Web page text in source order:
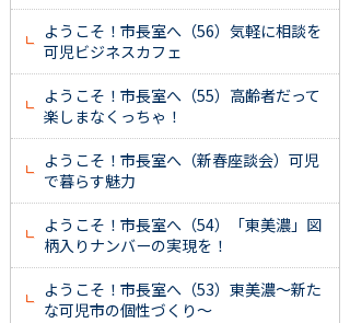
ようこそ！市長室へ（56）気軽に相談を
可児ビジネスカフェ
ようこそ！市長室へ（55）高齢者だって
楽しまなくっちゃ！
ようこそ！市長室へ（新春座談会）可児
で暮らす魅力
ようこそ！市長室へ（54）「東美濃」図
柄入りナンバーの実現を！
ようこそ！市長室へ（53）東美濃～新た
な可児市の個性づくり～